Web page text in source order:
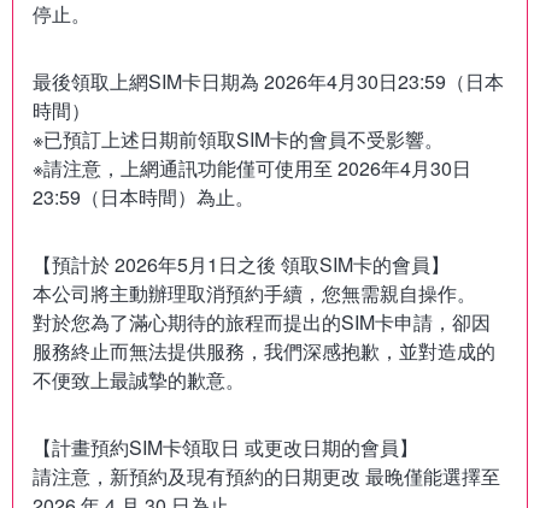
最後領取上網SIM卡日期為 2026年4月30日23:59（日本
時間）
※已預訂上述日期前領取SIM卡的會員不受影響。
※請注意，上網通訊功能僅可使用至 2026年4月30日
【預計於 2026年5月1日之後 領取SIM卡的會員】
本公司將主動辦理取消預約手續，您無需親自操作。
對於您為了滿心期待的旅程而提出的SIM卡申請，卻因
服務終止而無法提供服務，我們深感抱歉，並對造成的
【計畫預約SIM卡領取日 或更改日期的會員】
請注意，新預約及現有預約的日期更改 最晚僅能選擇至